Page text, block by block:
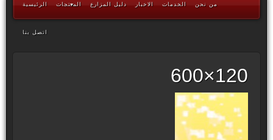
الرئيسية المنتجات دليل المزارع الاخبار الخدمات من نحن
اتصل بنا
120×600